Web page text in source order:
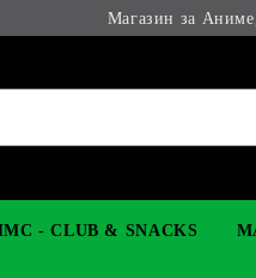
Магазин за
- CLUB & SNACKS